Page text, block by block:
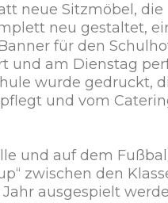
neue Sitzmöbel, die
neu gestaltet,
für den
und am Dienstag
wurde gedruckt,
und vom
und auf dem
zwischen den
ausgespielt